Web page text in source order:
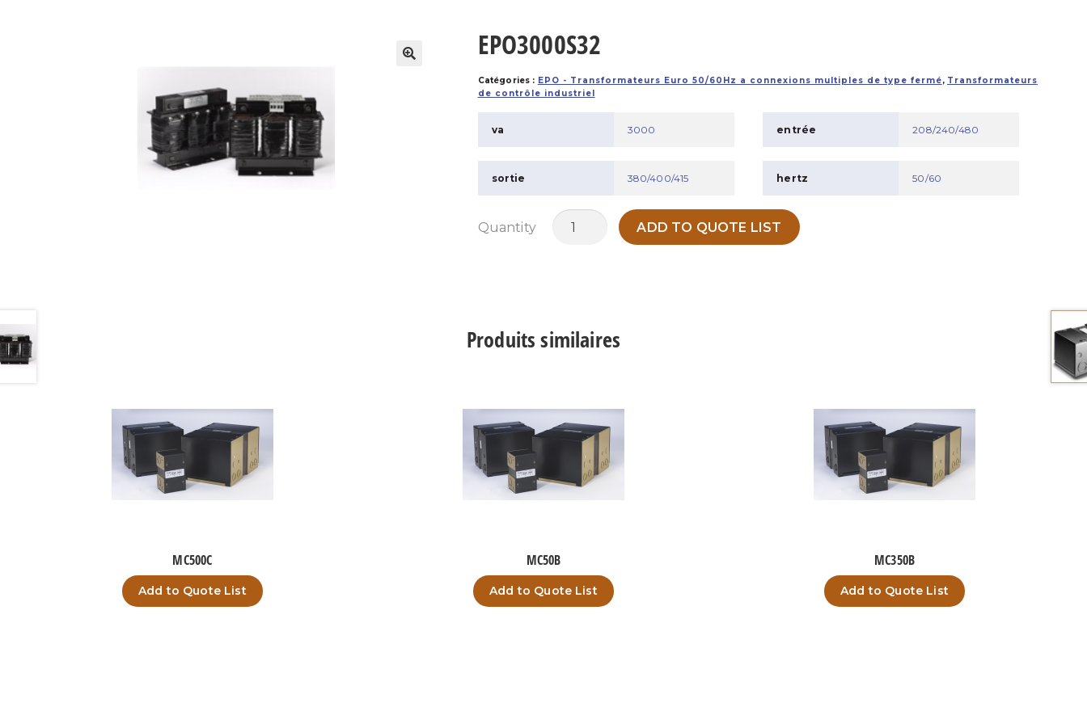
EPO3000S32
Catégories : EPO - Transformateurs Euro 50/60Hz a connexions multiples de type fermé, Transformateurs
de contrôle industriel
va 3000 entrée 208/240/480
sortie 380/400/415 hertz 50/60
Quantity
quantité
ADD TO QUOTE LIST
Produits similaires
MC500C
Add to Quote List
MC50B
Add to Quote List
MC350B
Add to Quote List